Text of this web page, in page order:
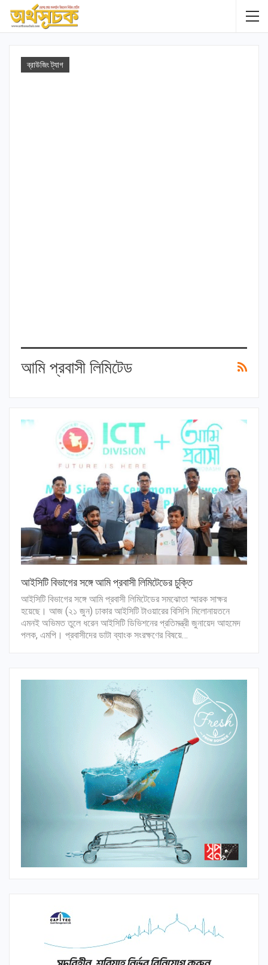
ব্রাউজিং ট্যাগ
আমি প্রবাসী লিমিটেড
আইসিটি বিভাগের সঙ্গে আমি প্রবাসী লিমিটেডের চুক্তি
আইসিটি বিভাগের সঙ্গে আমি প্রবাসী লিমিটেডের সমঝোতা স্মারক সাক্ষর
হয়েছে। আজ (২১ জুন) ঢাকার আইসিটি টাওয়ারের বিসিসি মিলোনায়তনে
এমনই অভিমত তুলে ধরেন আইসিটি ডিভিশনের প্রতিমন্ত্রী জুনায়েদ আহমেদ
পলক, এমপি। প্রবাসীদের ডাটা ব্যাংক সংরক্ষণের বিষয়ে…